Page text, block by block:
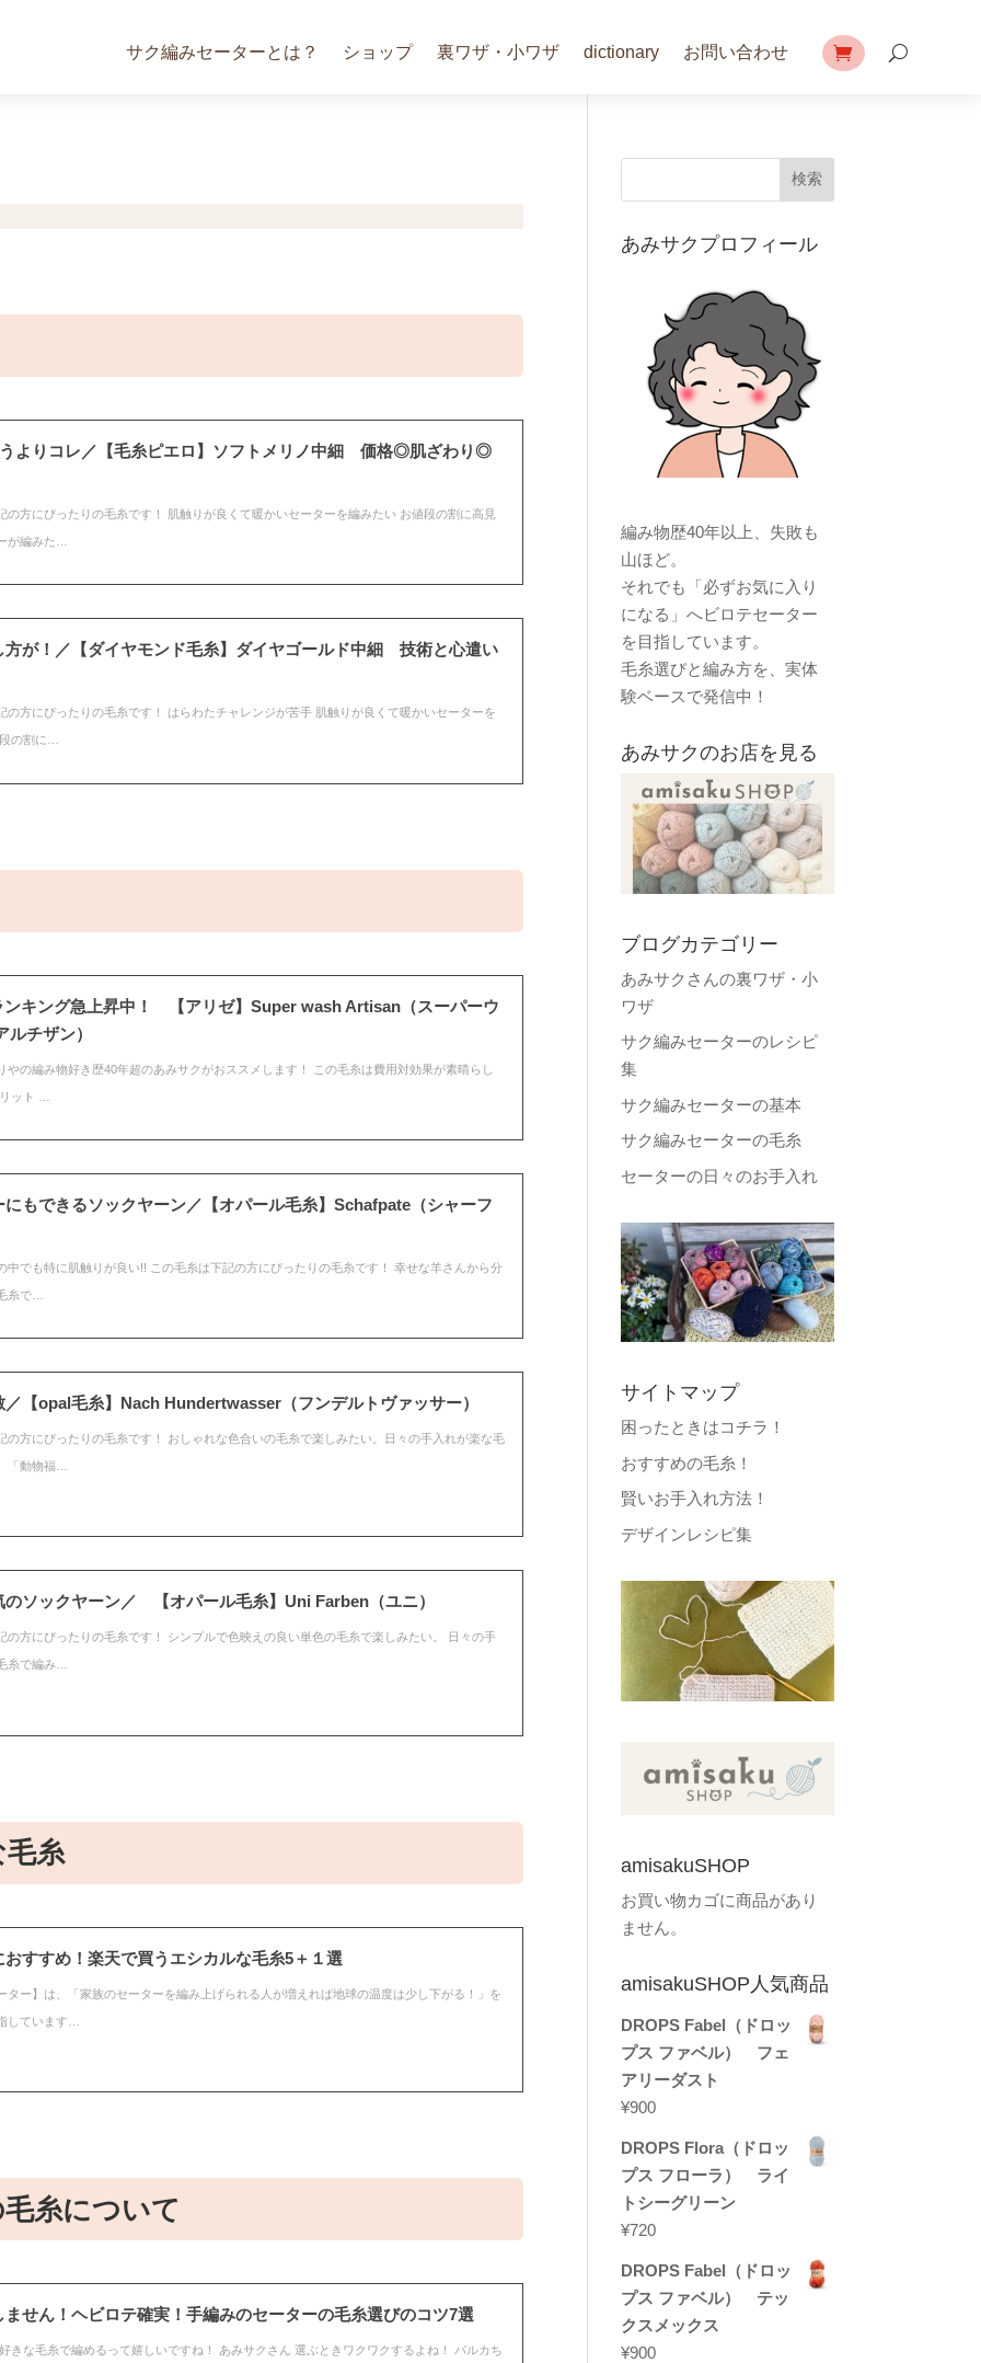
サク編みセーターとは？ ショップ 裏ワザ・小ワザ dictionary お問い合わせ
よりコレ／【毛糸ピエロ】ソフトメリノ中細 価格◎肌ざわり◎
の方にぴったりの毛糸です！ 肌触りが良くて暖かいセーターを編みたい お値段の割に高見
が編みた…
方が！／【ダイヤモンド毛糸】ダイヤゴールド中細 技術と心遣い
の方にぴったりの毛糸です！ はらわたチャレンジが苦手 肌触りが良くて暖かいセーターを
の割に…
ンキング急上昇中！ 【アリゼ】Super wash Artisan（スーパーウ
ルチザン）
やの編み物好き歴40年超のあみサクがおススメします！ この毛糸は費用対効果が素晴らし
ット …
にもできるソックヤーン／【オパール毛糸】Schafpate（シャーフ
中でも特に肌触りが良い!! この毛糸は下記の方にぴったりの毛糸です！ 幸せな羊さんから分
糸で…
／【opal毛糸】Nach Hundertwasser（フンデルトヴァッサー）
の方にぴったりの毛糸です！ おしゃれな色合いの毛糸で楽しみたい。日々の手入れが楽な毛
「動物福…
のソックヤーン／ 【オパール毛糸】Uni Farben（ユニ）
の方にぴったりの毛糸です！ シンプルで色映えの良い単色の毛糸で楽しみたい。 日々の手
糸で編み…
糸
おすすめ！楽天で買うエシカルな毛糸5＋１選
ター】は、「家族のセーターを編み上げられる人が増えれば地球の温度は少し下がる！」を
しています…
糸について
ません！ヘビロテ確実！手編みのセーターの毛糸選びのコツ7選
きな毛糸で編めるって嬉しいですね！ あみサクさん 選ぶときワクワクするよね！ パルカち
検索
あみサクプロフィール
編み物歴40年以上、失敗も
山ほど。
それでも「必ずお気に入り
になる」へビロテセーター
を目指しています。
毛糸選びと編み方を、実体
験ベースで発信中！
あみサクのお店を見る
ブログカテゴリー
あみサクさんの裏ワザ・小
ワザ
サク編みセーターのレシピ
集
サク編みセーターの基本
サク編みセーターの毛糸
セーターの日々のお手入れ
サイトマップ
困ったときはコチラ！
おすすめの毛糸！
賢いお手入れ方法！
デザインレシピ集
amisakuSHOP
お買い物カゴに商品があり
ません。
amisakuSHOP人気商品
DROPS Fabel（ドロッ
プス ファベル） フェ
アリーダスト
¥900
DROPS Flora（ドロッ
プス フローラ） ライ
トシーグリーン
¥720
DROPS Fabel（ドロッ
プス ファベル） テッ
クスメックス
¥900